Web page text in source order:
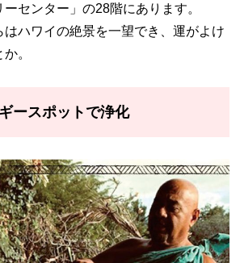
センター」の28階にあります。
はハワイの絶景を一望でき、運がよけ
。
ースポットで浄化